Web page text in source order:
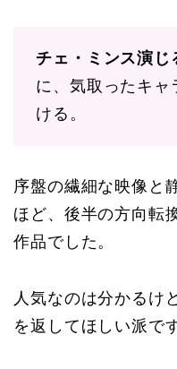
チェ・ミンス演じ
に、気取ったキャ
ける。
序盤の繊細な映像と
ほど、後半の方向転
作品でした。
人気なのは分かるけ
を返してほしい派で